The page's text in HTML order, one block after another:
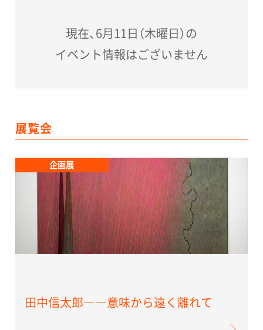
現在、6月11日（木曜日）の
イベント情報はございません
展覧会
企画展
田中信太郎――意味から遠く離れて